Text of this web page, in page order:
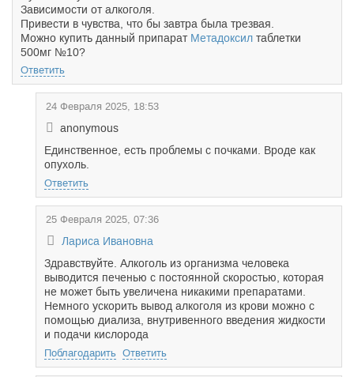
Зависимости от алкоголя.
Привести в чувства, что бы завтра была трезвая.
Можно купить данный припарат Метадоксил таблетки
500мг №10?
Ответить
24 Февраля 2025, 18:53
anonymous
Единственное, есть проблемы с почками. Вроде как
опухоль.
Ответить
25 Февраля 2025, 07:36
Лариса Ивановна
Здравствуйте. Алкоголь из организма человека
выводится печенью с постоянной скоростью, которая
не может быть увеличена никакими препаратами.
Немного ускорить вывод алкоголя из крови можно с
помощью диализа, внутривенного введения жидкости
и подачи кислорода
Поблагодарить Ответить